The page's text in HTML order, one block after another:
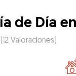
de Día
(12 Valoraciones)